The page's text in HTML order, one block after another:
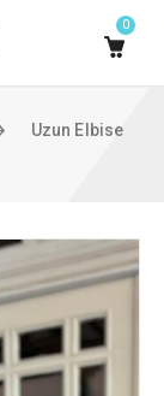
0
Uzun Elbise